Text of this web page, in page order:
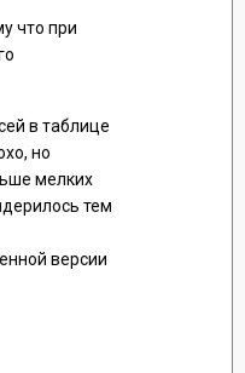
что при
в таблице
но
мелких
тем
версии